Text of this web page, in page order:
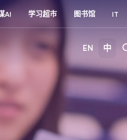
AI 学习超市 图书馆 IT
EN 中